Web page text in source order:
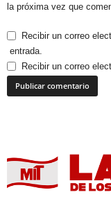
la próxima vez que
Recibir un correo
entrada.
Recibir un correo